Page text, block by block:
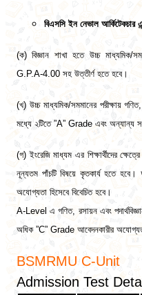
বিএসসি ইন নেভাল আর্কিটেকচার
(ক) বিজ্ঞান শাখা হতে উচ্চ মাধ্যমিক/
G.P.A-4.00 সহ উত্তীর্ণ হতে হবে।
(খ) উচ্চ মাধ্যমিক/সমমানের পরীক্ষায় গণিত,
মধ্যে ২টিতে ”A” Grade এবং অন্যান্য
(গ) ইংরেজি মাধ্যম এর শিক্ষার্থীদের
নূন্যতম পাঁচটি বিষয়ে কৃতকার্য হতে
অযোগ্যতা হিসেবে বিবেচিত হবে।
A-Level এ গণিত, রসায়ন এবং
অধিক ”C” Grade আবেদনকারীর অযোগ্যতা
BSMRMU C-Unit
Admission Test